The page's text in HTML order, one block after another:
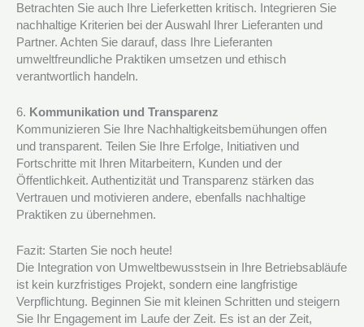
Betrachten Sie auch Ihre Lieferketten kritisch. Integrieren Sie
nachhaltige Kriterien bei der Auswahl Ihrer Lieferanten und
Partner. Achten Sie darauf, dass Ihre Lieferanten
umweltfreundliche Praktiken umsetzen und ethisch
verantwortlich handeln.
6. Kommunikation und Transparenz
Kommunizieren Sie Ihre Nachhaltigkeitsbemühungen offen
und transparent. Teilen Sie Ihre Erfolge, Initiativen und
Fortschritte mit Ihren Mitarbeitern, Kunden und der
Öffentlichkeit. Authentizität und Transparenz stärken das
Vertrauen und motivieren andere, ebenfalls nachhaltige
Praktiken zu übernehmen.
Fazit: Starten Sie noch heute!
Die Integration von Umweltbewusstsein in Ihre Betriebsabläufe
ist kein kurzfristiges Projekt, sondern eine langfristige
Verpflichtung. Beginnen Sie mit kleinen Schritten und steigern
Sie Ihr Engagement im Laufe der Zeit. Es ist an der Zeit,